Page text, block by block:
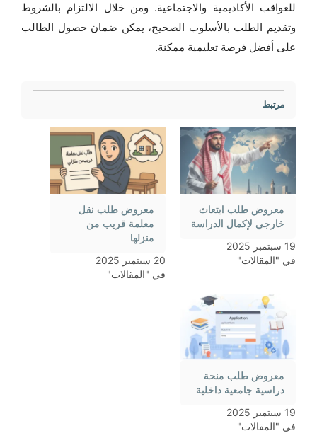
للعواقب الأكاديمية والاجتماعية. ومن خلال الالتزام بالشروط
وتقديم الطلب بالأسلوب الصحيح، يمكن ضمان حصول الطالب
على أفضل فرصة تعليمية ممكنة.
مرتبط
معروض طلب ابتعاث
خارجي لإكمال الدراسة
19 سبتمبر 2025
في "المقالات"
معروض طلب نقل
معلمة قريب من
منزلها
20 سبتمبر 2025
في "المقالات"
معروض طلب منحة
دراسية جامعية داخلية
19 سبتمبر 2025
في "المقالات"